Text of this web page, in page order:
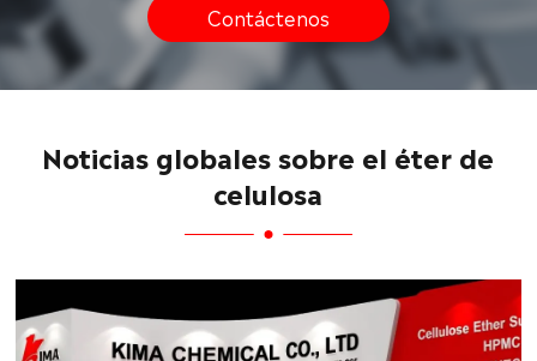
Contáctenos
Noticias globales sobre el éter de
celulosa